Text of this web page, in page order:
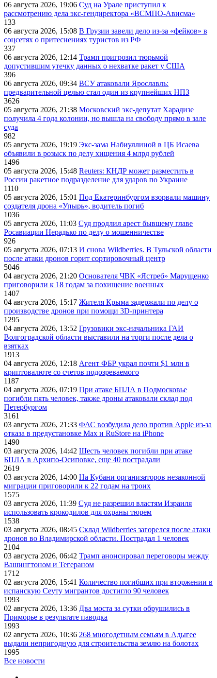
06 августа 2026, 19:06 Суд на Урале приступил к
рассмотрению дела экс-гендиректора «ВСМПО-Ависма»
133
06 августа 2026, 15:08 В Грузии завели дело из-за «фейков» в
соцсетях о притеснениях туристов из РФ
337
06 августа 2026, 12:14 Трамп пригрозил тюрьмой
допустившим утечку данных о нехватке ракет у США
396
06 августа 2026, 09:34 ВСУ атаковали Ярославль:
предварительной целью стал один из крупнейших НПЗ
3626
05 августа 2026, 21:38 Московский экс-депутат Харадизе
получила 4 года колонии, но вышла на свободу прямо в зале
суда
982
05 августа 2026, 19:19 Экс-зама Набиуллиной в ЦБ Исаева
объявили в розыск по делу хищения 4 млрд рублей
1496
05 августа 2026, 15:48 Reuters: КНДР может разместить в
России ракетное подразделение для ударов по Украине
1110
05 августа 2026, 15:01 Под Екатеринбургом взорвали машину
создателя дрона «Упырь», водитель погиб
1036
05 августа 2026, 11:03 Суд продлил арест бывшему главе
Росавиации Нерадько по делу о мошенничестве
926
05 августа 2026, 07:13 И снова Wildberries. В Тульской области
после атаки дронов горит сортировочный центр
5046
04 августа 2026, 21:20 Основателя ЧВК «Ястреб» Марущенко
приговорили к 18 годам за похищение военных
1407
04 августа 2026, 15:17 Жителя Крыма задержали по делу о
производстве дронов при помощи 3D‑принтера
1295
04 августа 2026, 13:52 Грузовики экс-начальника ГАИ
Волгоградской области выставили на торги после дела о
взятках
1913
04 августа 2026, 12:18 Агент ФБР украл почти $1 млн в
криптовалюте со счетов подозреваемого
1187
04 августа 2026, 07:19 При атаке БПЛА в Подмосковье
погибли пять человек, также дроны атаковали склад под
Петербургом
3161
03 августа 2026, 21:33 ФАС возбудила дело против Apple из-за
отказа в предустановке Max и RuStore на iPhone
1490
03 августа 2026, 14:42 Шесть человек погибли при атаке
БПЛА в Архипо-Осиповке, еще 40 пострадали
2619
03 августа 2026, 14:00 На Кубани организаторов незаконной
миграции приговорили к 22 годам на троих
1575
03 августа 2026, 11:39 Суд не разрешил властям Израиля
использовать крокодилов для охраны тюрем
1538
03 августа 2026, 08:45 Склад Wildberries загорелся после атаки
дронов во Владимирской области. Пострадал 1 человек
2104
03 августа 2026, 06:42 Трамп анонсировал переговоры между
Вашингтоном и Тегераном
1712
02 августа 2026, 15:41 Количество погибших при вторжении в
испанскую Сеуту мигрантов достигло 90 человек
1993
02 августа 2026, 13:36 Два моста за сутки обрушились в
Приморье в результате паводка
1993
02 августа 2026, 10:36 268 многодетным семьям в Адыгее
выдали непригодную для строительства землю на болотах
1995
Все новости